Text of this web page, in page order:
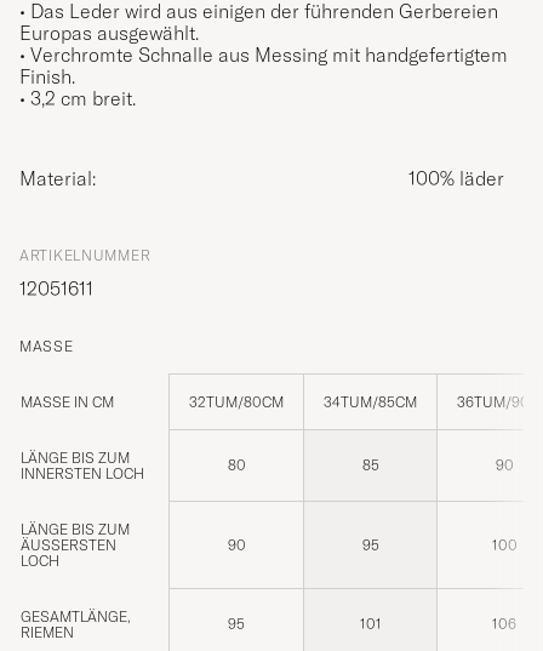
• Das Leder wird aus einigen der führenden Gerbereien
Europas ausgewählt.
• Verchromte Schnalle aus Messing mit handgefertigtem
Finish.
• 3,2 cm breit.
Material: 100% läder
ARTIKELNUMMER
12051611
MASSE
MASSE IN CM 32TUM/80CM 34TUM/85CM 36TUM/
LÄNGE BIS ZUM
INNERSTEN LOCH
80 85 90
LÄNGE BIS ZUM
ÄUSSERSTEN L
OCH
90 95 100
GESAMTLÄNGE,
RIEMEN
95 101 106